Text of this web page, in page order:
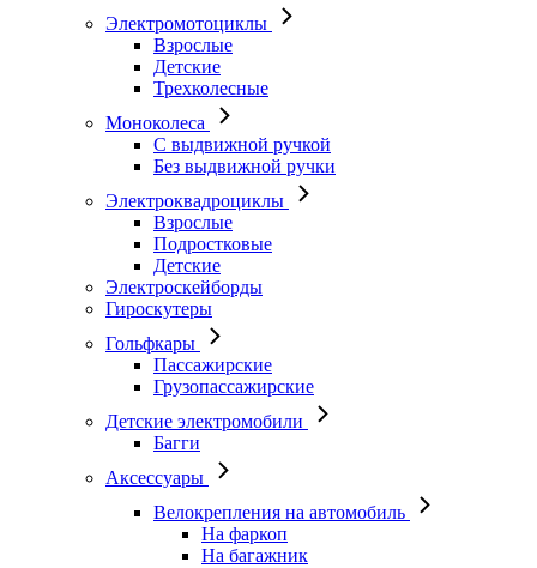
Электромотоциклы
Взрослые
Детские
Трехколесные
Моноколеса
С выдвижной ручкой
Без выдвижной ручки
Электроквадроциклы
Взрослые
Подростковые
Детские
Электроскейборды
Гироскутеры
Гольфкары
Пассажирские
Грузопассажирские
Детские электромобили
Багги
Аксессуары
Велокрепления на автомобиль
На фаркоп
На багажник